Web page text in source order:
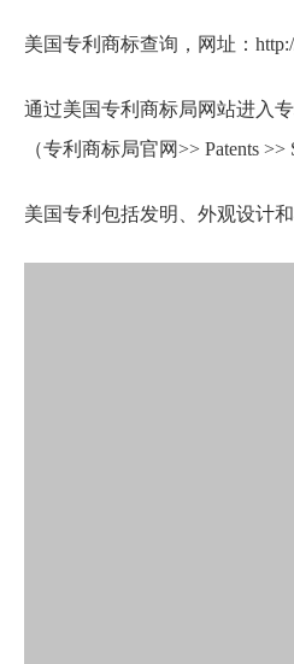
美国专利商标查询，网址：
通过美国专利商标局网站进入
（专利商标局官网>> Patents >>
美国专利包括发明、外观设计